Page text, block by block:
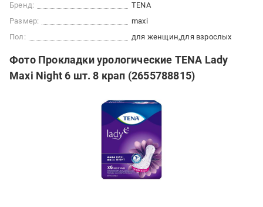
Бренд:
TENA
Размер:
maxi
Пол:
для женщин для взрослых
Фото Прокладки урологические TENA Lady
Maxi Night 6 шт. 8 крап (2655788815)